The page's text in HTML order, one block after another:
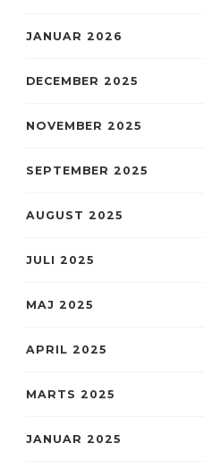
JANUAR 2026
DECEMBER 2025
NOVEMBER 2025
SEPTEMBER 2025
AUGUST 2025
JULI 2025
MAJ 2025
APRIL 2025
MARTS 2025
JANUAR 2025